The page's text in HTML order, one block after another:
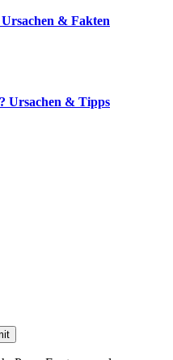
& Fakten
Ursachen & Tipps